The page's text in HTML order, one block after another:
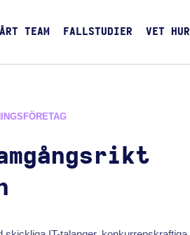
TEAM FALLSTUDIER VET HUR